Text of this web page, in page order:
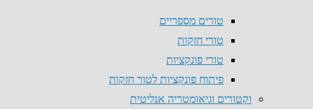
טורים מספריים
טורי חזקות
טורי פונקציות
פיתוח פונקציות לטור חזקות
וקטורים וגיאומטריה אנליטית